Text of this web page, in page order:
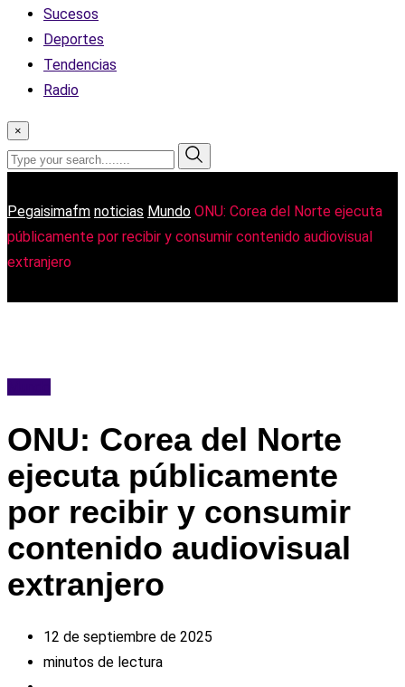
Sucesos
Deportes
Tendencias
Radio
×
Pegaisimafm noticias Mundo ONU: Corea del Norte ejecuta
públicamente por recibir y consumir contenido audiovisual
extranjero
ONU: Corea del Norte
ejecuta públicamente
por recibir y consumir
contenido audiovisual
extranjero
12 de septiembre de 2025
minutos de lectura